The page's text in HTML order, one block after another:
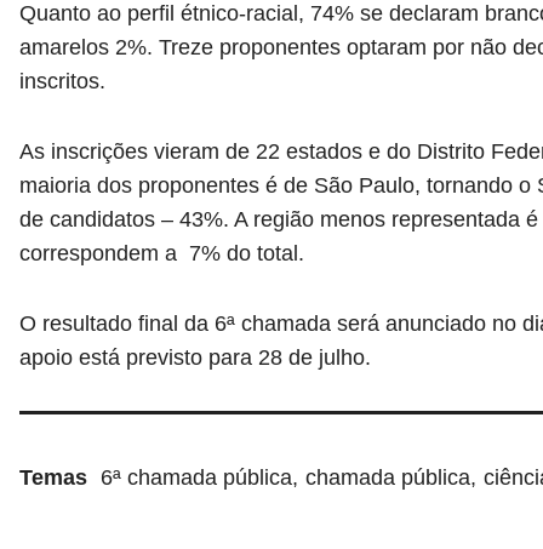
Quanto ao perfil étnico-racial, 74% se declaram
amarelos 2%. Treze proponentes optaram por não
inscritos.
As inscrições vieram de 22 estados e do Distrito
maioria dos proponentes é de São Paulo, tornando
de candidatos – 43%. A região menos representada
correspondem a 7% do total.
O resultado final da 6ª chamada será anunciado no
apoio está previsto para 28 de julho.
Temas 6ª chamada pública chamada pública